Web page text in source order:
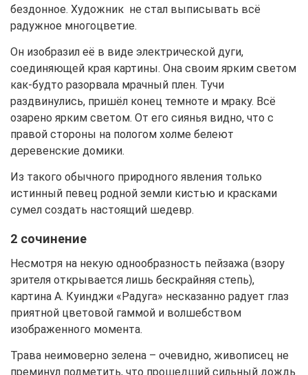
бездонное. Художник не стал выписывать всё
радужное многоцветие.
Он изобразил её в виде электрической дуги,
соединяющей края картины. Она своим ярким светом
как-будто разорвала мрачный плен. Тучи
раздвинулись, пришёл конец темноте и мраку. Всё
озарено ярким светом. От его сиянья видно, что с
правой стороны на пологом холме белеют
деревенские домики.
Из такого обычного природного явления только
истинный певец родной земли кистью и красками
сумел создать настоящий шедевр.
2 сочинение
Несмотря на некую однообразность пейзажа (взору
зрителя открывается лишь бескрайняя степь),
картина А. Куинджи «Радуга» несказанно радует глаз
приятной цветовой гаммой и волшебством
изображенного момента.
Трава неимоверно зелена – очевидно, живописец не
преминул подметить, что прошедший сильный дождь